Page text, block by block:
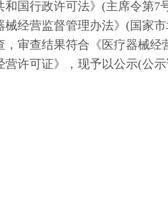
国行政许可法》 (主席令第7
经营监督管理办法》 (国家
审查结果符合《医疗器械经
营许可证》，现予以公示(公